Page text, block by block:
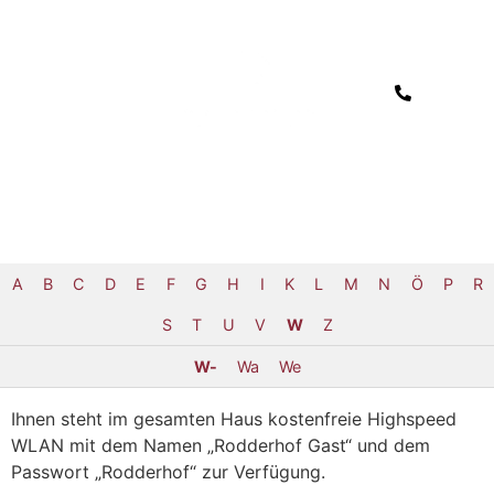
A B C D E F G H I K L M N Ö P R
S T U V W Z
W- Wa We
Ihnen steht im gesamten Haus kostenfreie Highspeed
WLAN mit dem Namen „Rodderhof Gast“ und dem
Passwort „Rodderhof“ zur Verfügung.